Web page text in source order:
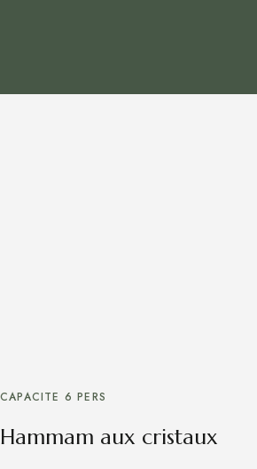
CAPACITE 6 PERS
Hammam aux cristaux